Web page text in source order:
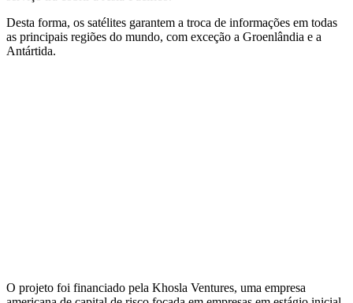
Desta forma, os satélites garantem a troca de informações em todas
as principais regiões do mundo, com exceção a Groenlândia e a
Antártida.
O projeto foi financiado pela Khosla Ventures, uma empresa